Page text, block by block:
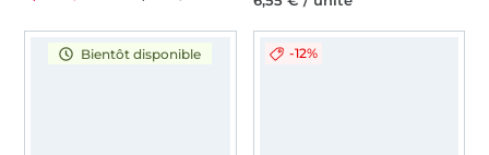
Bientôt disponible -12%